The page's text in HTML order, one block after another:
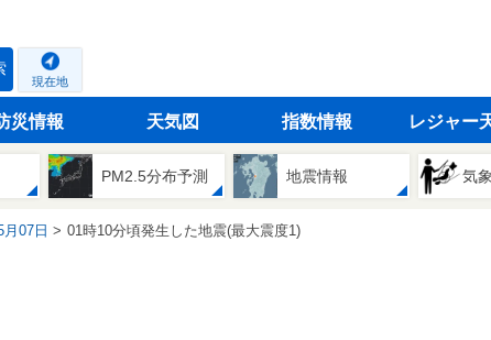
現在地
災情報 天気図 指数情報 レジャー
PM2.5分布予測 地震情報 気
07日 01時10分頃発生した地震(最大震度1)